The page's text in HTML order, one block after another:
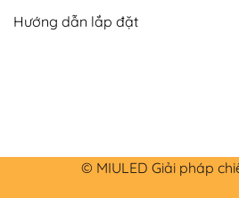
Hướng dẫn lắp đặt
© MIULED Giải pháp